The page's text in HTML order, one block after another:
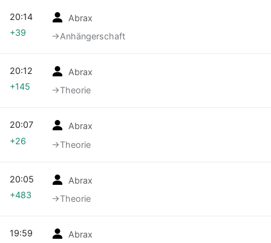
Abrax
→‎Anhängerschaft
20:14
+39
Abrax
→‎Theorie
20:12
+145
Abrax
→‎Theorie
20:07
+26
Abrax
→‎Theorie
20:05
+483
Abrax
19:59